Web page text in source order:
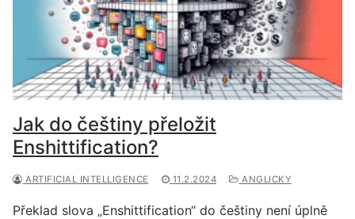
Jak do češtiny přeložit
Enshittification?
ARTIFICIAL INTELLIGENCE 11.2.2024 ANGLICKY
Překlad slova „Enshittification“ do češtiny není úplně